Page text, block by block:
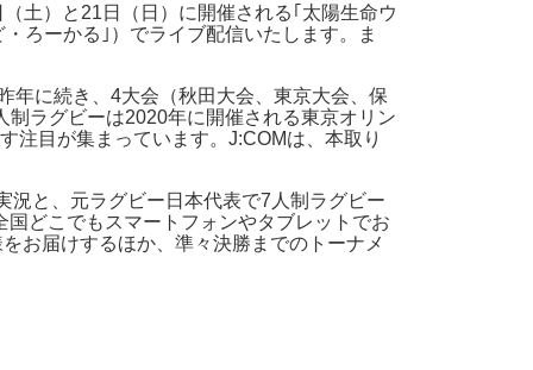
土）と21日（日）に開催される｢太陽生命ウ
ろーかる｣）でライブ配信いたします。ま
年に続き、4大会（秋田大会、東京大会、保
ラグビーは2020年に開催される東京オリン
注目が集まっています。J:COMは、本取り
況と、元ラグビー日本代表で7人制ラグビー
どこでもスマートフォンやタブレットでお
お届けするほか、準々決勝までのトーナメ